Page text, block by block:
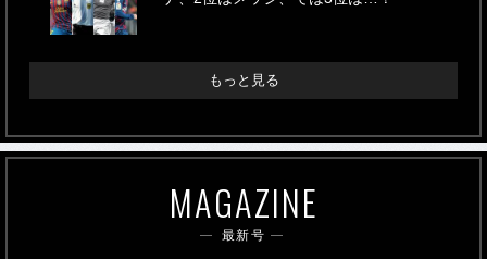
もっと見る
MAGAZINE
最新号